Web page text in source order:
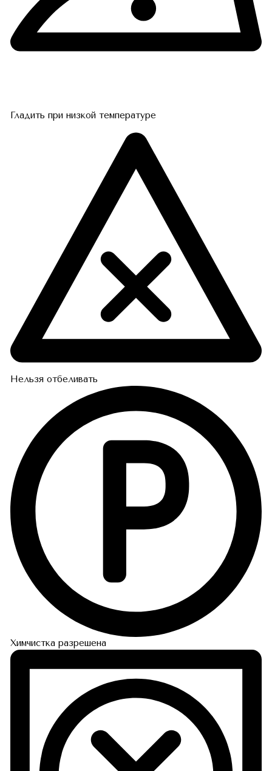
Гладить при низкой температуре
Нельзя отбеливать
Химчистка разрешена